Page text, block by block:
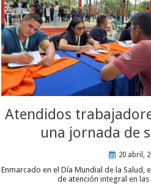
Atendidos
una jornada de
20 abril,
Enmarcado en el Día Mundial de la Salud,
de atención integral en